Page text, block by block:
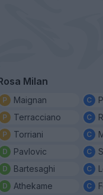
Milan
Maignan
Terracciano
Torriani
Pavlovic
Bartesaghi
Athekame